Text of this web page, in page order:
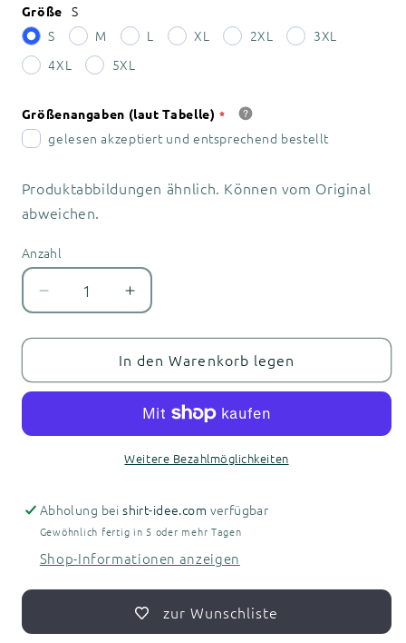
Größe
S
S
M L XL 2XL
3XL
4XL
5XL
Größenangaben (laut Tabelle)
gelesen akzeptiert und entsprechend bestellt
Produktabbildungen ähnlich. Können vom Original
abweichen.
Anzahl
Anzahl
Verringere
die
Menge
Seelow
Kapuzen-
Erhöhe
die
Menge
für
Seelow
Herren
Kapuzen-
Sweatshirt
In den Warenkorb legen
Weitere Bezahlmöglichkeiten
Abholung beishirt-idee.com verfügbar
Gewöhnlich fertig in 5 oder mehr Tagen
Shop-Informationen anzeigen
zur Wunschliste